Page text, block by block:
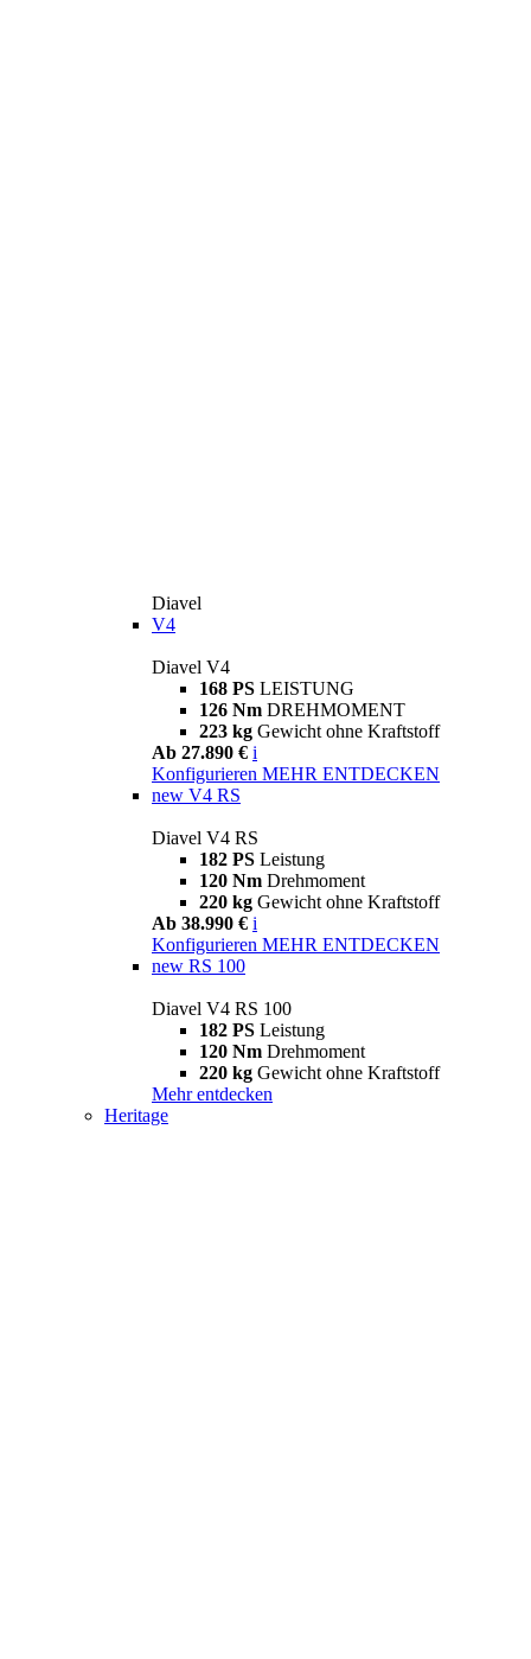
Diavel
V4
Diavel V4
168 PS LEISTUNG
126 Nm DREHMOMENT
223 kg Gewicht ohne Kraftstoff
Ab 27.890 € i
Konfigurieren MEHR ENTDECKEN
new V4 RS
Diavel V4 RS
182 PS Leistung
120 Nm Drehmoment
220 kg Gewicht ohne Kraftstoff
Ab 38.990 € i
Konfigurieren MEHR ENTDECKEN
new RS 100
Diavel V4 RS 100
182 PS Leistung
120 Nm Drehmoment
220 kg Gewicht ohne Kraftstoff
Mehr entdecken
Heritage